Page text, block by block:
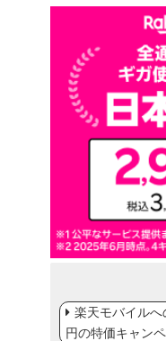
楽天モバイルへ
円の特価キャン